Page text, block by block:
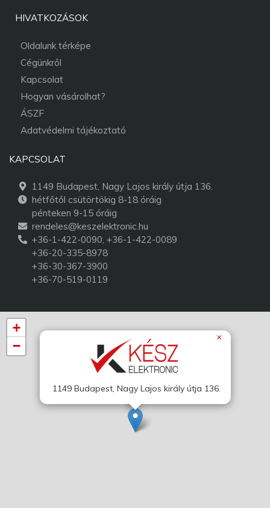
HIVATKOZÁSOK
Oldalunk térképe
Cégünkről
Kapcsolat
Hogyan vásárolhat?
ÁSZF
Adatvédelmi tájékoztató
KAPCSOLAT
1149 Budapest, Nagy Lajos király útja 136.
hétfőtől csütörtökig 8-18 óráig
pénteken 9-15 óráig
rendeles@keszelektronic.hu
+36-1-422-0090, +36-1-422-0089
+36-20-335-8978
+36-30-367-3900
+36-70-519-0119
1149 Budapest, Nagy Lajos király útja 136.
×
+
−